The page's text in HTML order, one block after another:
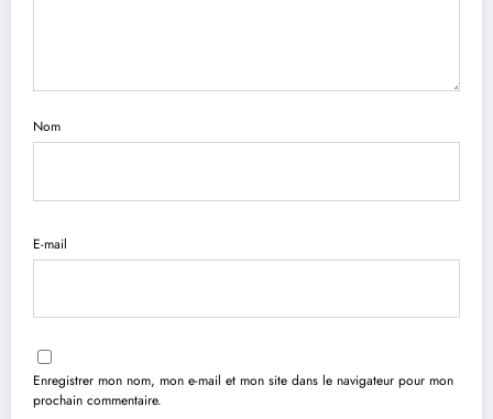
Nom
E-mail
Enregistrer mon nom, mon e-mail et mon site dans le navigateur pour mon
prochain commentaire.